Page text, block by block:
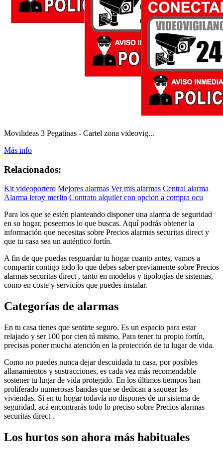
Movilideas 3 Pegatinas - Cartel zona videovig...
Más info
Relacionados:
Kit videoportero Mejores alarmas Ver mis alarmas Central alarma
Alarma leroy merlin Contrato alquiler con opcion a compra ocu
Para los que se estén planteando disponer una alarma de seguridad
en su hogar, poseemos lo que buscas. Aquí podrás obtener la
información que necesitas sobre Precios alarmas securitas direct y
que tu casa sea un auténtico fortín.
A fin de que puedas resguardar tu hogar cuanto antes, vamos a
compartir contigo todo lo que debes saber previamente sobre Precios
alarmas securitas direct , tanto en modelos y tipologías de sistemas,
como en coste y servicios que puedes instalar.
Categorías de alarmas
En tu casa tienes que sentirte seguro. Es un espacio para estar
relajado y ser 100 por cien tú mismo. Para tener tu propio fortín,
precisas poner mucha atención en la protección de tu lugar de vida.
Como no puedes nunca dejar descuidada tu casa, por posibles
allanamientos y sustracciones, es cada vez más recomendable
sostener tu lugar de vida protegido. En los últimos tiempos han
proliferado numerosas bandas que se dedican a saquear las
viviendas. Si en tu hogar todavía no dispones de un sistema de
seguridad, acá encontrarás todo lo preciso sobre Precios alarmas
securitas direct .
Los hurtos son ahora más habituales